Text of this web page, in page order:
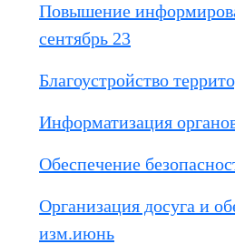
Повышение
сентябрь 23
Благоустройство
Информатизация
Обеспечение
Организация досуга и
изм.июнь